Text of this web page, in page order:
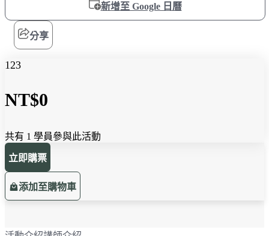
新增至 Google 日曆
分享
123
NT$0
共有 1 學員參與此活動
立即購票
添加至購物車